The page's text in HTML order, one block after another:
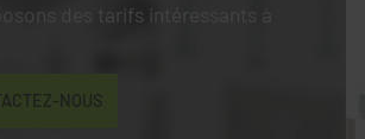
des tarifs intéressants à
NOUS